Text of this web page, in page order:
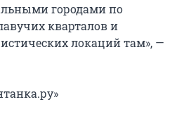
городами по
кварталов и
локаций там», —